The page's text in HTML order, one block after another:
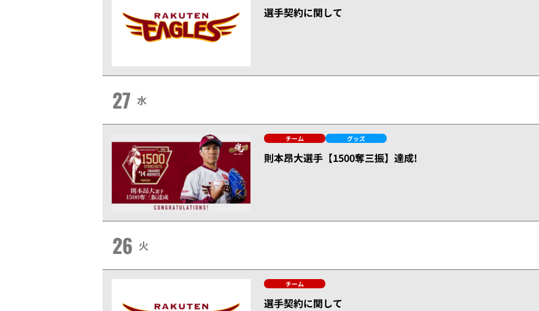
選手契約に関して
27 水
チーム グッズ
則本昂大選手【1500奪三振】達成!
26 火
チーム
選手契約に関して